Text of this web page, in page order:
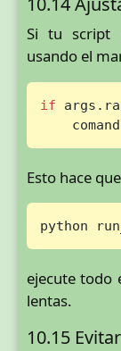
Si tu script
usando el
if
Esto hace
python
ejecute todo
lentas.
10.15